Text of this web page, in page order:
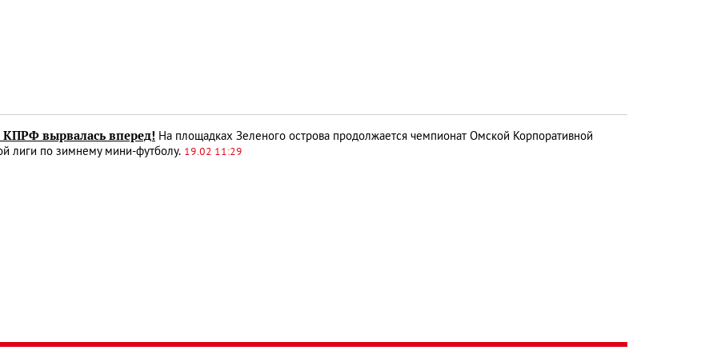
вырвалась вперед! На площадках Зеленого острова продолжается чемпионат Омской Корпоративной
лиги по зимнему мини-футболу. 19.02 11:29